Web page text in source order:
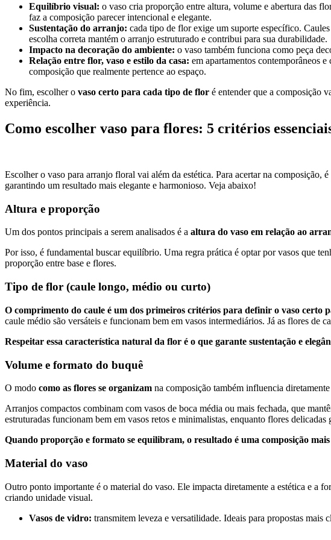
Equilíbrio visual: o vaso cria proporção entre altura, volume e abertura das
faz a composição parecer intencional e elegante.
Sustentação do arranjo: cada tipo de flor exige um suporte específico.
escolha correta mantém o arranjo estruturado e contribui para sua durabilidade.
Impacto na decoração do ambiente: o vaso também funciona como peça
Relação entre flor, vaso e estilo da casa: em apartamentos contemporâneos
composição que realmente pertence ao espaço.
No fim, escolher o vaso certo para cada tipo de flor é entender que a composição
experiência.
Como escolher vaso para flores: 5 critérios
Escolher o vaso para arranjo floral vai além da estética. Para acertar na composição,
garantindo um resultado mais elegante e harmonioso. Veja abaixo!
Altura e proporção
Um dos pontos principais a serem analisados é a altura do vaso em relação ao
Por isso, é fundamental buscar equilíbrio. Uma regra prática é optar por vasos que
proporção entre base e flores.
Tipo de flor (caule longo, médio ou curto)
O comprimento do caule é um dos primeiros critérios para definir o vaso certo
caule médio são versáteis e funcionam bem em vasos intermediários. Já as flores de
Respeitar essa característica natural da flor é o que garante sustentação e
Volume e formato do buquê
O modo como as flores se organizam na composição também influencia diretamente
Arranjos compactos combinam com vasos de boca média ou mais fechada, que
estruturadas funcionam bem em vasos retos e minimalistas, enquanto flores
Quando proporção e formato se equilibram, o resultado é uma composição
Material do vaso
Outro ponto importante é o material do vaso. Ele impacta diretamente a estética e a
criando unidade visual.
Vasos de vidro: transmitem leveza e versatilidade. Ideais para propostas mais